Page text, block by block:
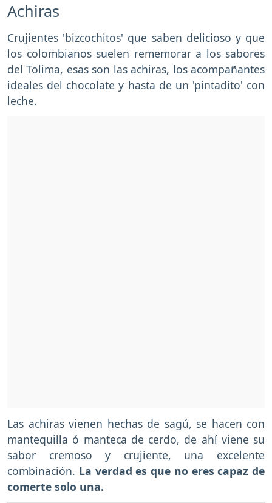
Achiras
Crujientes 'bizcochitos' que saben delicioso y que
los colombianos suelen rememorar a los sabores
del Tolima, esas son las achiras, los acompañantes
ideales del chocolate y hasta de un 'pintadito' con
leche.
Las achiras vienen hechas de sagú, se hacen con
mantequilla ó manteca de cerdo, de ahí viene su
sabor cremoso y crujiente, una excelente
combinación. La verdad es que no eres capaz de
comerte solo una.